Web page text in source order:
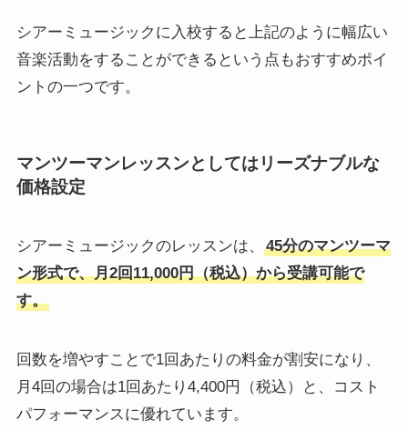
シアーミュージックに入校すると上記のように幅広い
音楽活動をすることができるという点もおすすめポイ
ントの一つです。
マンツーマンレッスンとしてはリーズナブルな
価格設定
シアーミュージックのレッスンは、
45分のマンツーマ
ン形式で、月2回11,000円（税込）から受講可能で
す。
回数を増やすことで1回あたりの料金が割安になり、
月4回の場合は1回あたり4,400円（税込）と、コスト
パフォーマンスに優れています。